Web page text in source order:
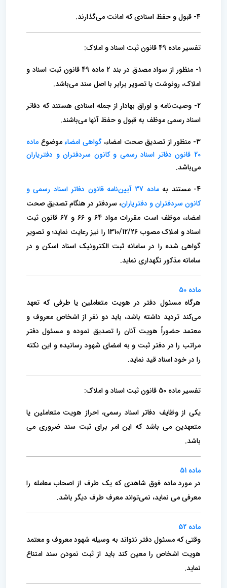
۴- قبول و حفظ اسنادی که امانت می‌گذارند.
تفسیر ماده 49 قانون ثبت اسناد و املاک:
1- منظور از سواد مصدق در بند 2 ماده 49 قانون ثبت اسناد و
املاک، رونوشت یا تصویر برابر با اصل سند می‌باشد.
2- وصیت‌نامه و اوراق بهادار از جمله اسنادی هستند که دفاتر
اسناد رسمی موظف به قبول و حفظ آنها می‌باشند.
3- منظور از تصدیق صحت امضاء،
گواهی امضاء موضوع ماده
20 قانون دفاتر اسناد رسمی و کانون سردفتران و دفتریاران
می‌باشد.
4- مستند به
ماده 37 آیین‌نامه قانون دفاتر اسناد رسمی و
کانون سردفتران و دفتریاران، سردفتر در هنگام تصدیق صحت
امضاء، موظف است مقررات مواد 64 و 66 و 67 قانون ثبت
اسناد و املاک مصوب 1310/12/26 را نیز رعایت نماید؛ و تصویر
گواهی شده را در سامانه ثبت الکترونیک اسناد اسکن و در
سامانه مذکور نگهداری نماید.
ماده 50
هرگاه مسئول دفتر در هویت متعاملین یا طرفی که تعهد
می‌کند تردید داشته باشد، باید دو نفر از اشخاص معروف و
معتمد حضوراً هویت‌ آنان را تصدیق نموده و مسئول دفتر
مراتب را در دفتر ثبت و به امضای شهود رسانیده و این نکته
را در خود اسناد قید نماید.
تفسیر ماده 50 قانون ثبت اسناد و املاک:
یکی از وظایف دفاتر اسناد رسمی، احراز هویت متعاملین یا
متعهدین می باشد که این امر برای ثبت سند ضروری می
باشد.
ماده 51
در مورد ماده فوق شاهدی که یک طرف از اصحاب معامله را
معرفی می نماید، نمی‌تواند معرف طرف دیگر باشد.
ماده 52
وقتی که مسئول دفتر نتواند به وسیله شهود معروف و معتمد
هویت اشخاص را معین کند باید از ثبت نمودن سند امتناع
نماید.